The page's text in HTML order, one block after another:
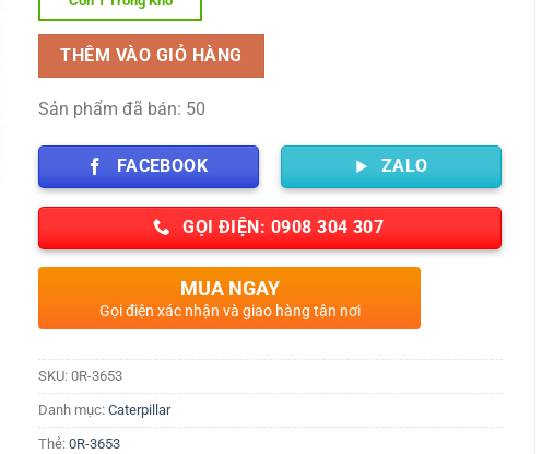
THÊM VÀO GIỎ HÀNG
Sản phẩm đã bán: 50
FACEBOOK ZALO
GỌI ĐIỆN: 0908 304 307
MUA NGAY
Gọi điện xác nhận và giao hàng tận nơi
SKU:0R-3653
Danh mục:Caterpillar
Thẻ:0R-3653